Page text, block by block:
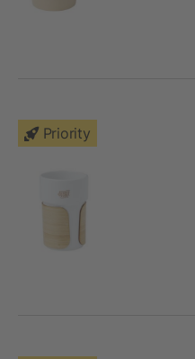
Priority